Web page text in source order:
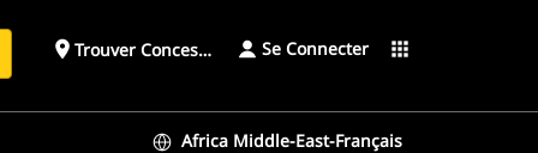
place Trouver ConcessionnaireSe Connecter apps
Africa Middle-East-Français